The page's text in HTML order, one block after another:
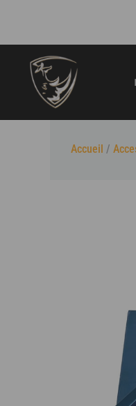
contenu
Accueil /